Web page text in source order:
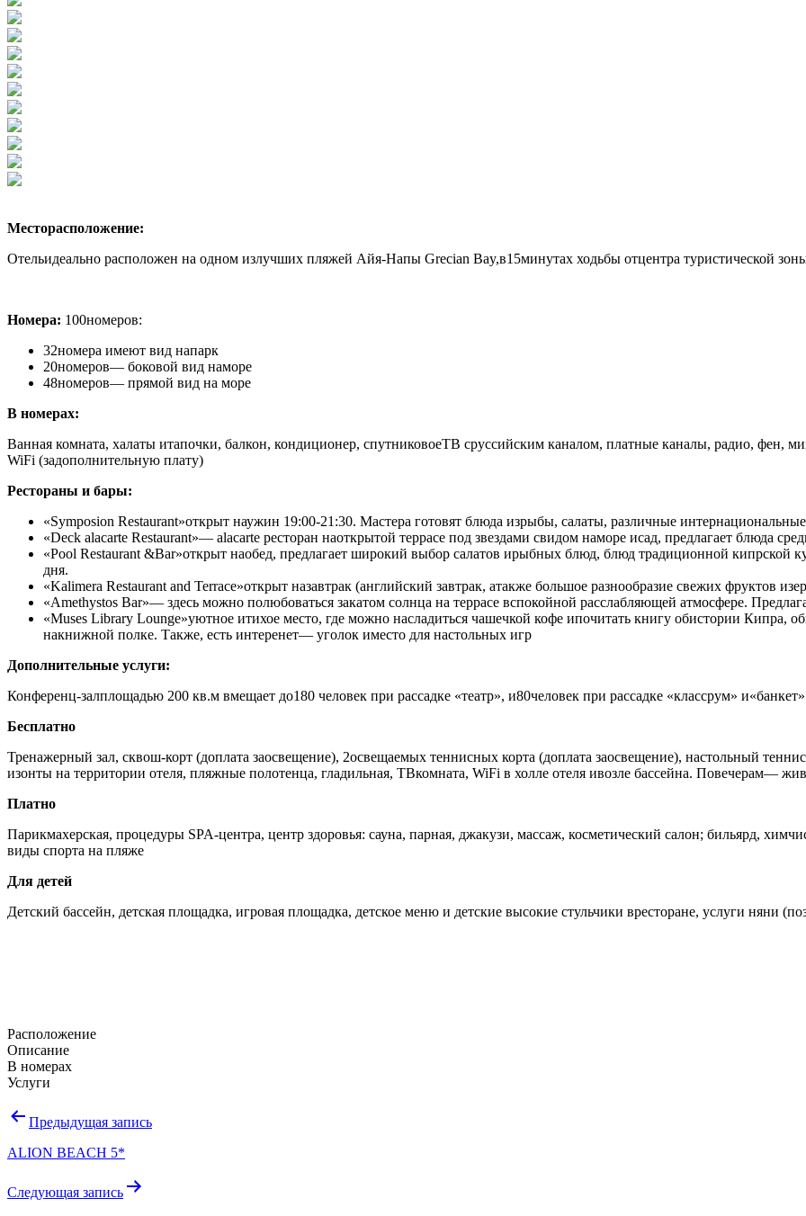
Месторасположение:
Отельидеально расположен на одном излучших пляжей Айя-Напы Grecian Bay,в15минутах ходьбы отцентра туристической
Номера: 100номеров:
32номера имеют вид напарк
20номеров— боковой вид наморе
48номеров— прямой вид на море
В номерах:
Ванная комната, халаты итапочки, балкон, кондиционер, спутниковоеТВ сруссийским каналом, платные каналы, радио, фен,
WiFi (задополнительную плату)
Рестораны и бары:
«Symposion Restaurant»открыт наужин 19:00-21:30. Мастера готовят блюда изрыбы, салаты, различные
«Deck alacarte Restaurant»— alacarte ресторан наоткрытой террасе под звездами свидом наморе исад, предлагает блюда
«Pool Restaurant &Bar»открыт наобед, предлагает широкий выбор салатов ирыбных блюд, блюд традиционной кипрской
дня.
«Kalimera Restaurant and Terrace»открыт назавтрак (английский завтрак, атакже большое разнообразие свежих фруктов
«Amethystos Bar»— здесь можно полюбоваться закатом солнца на террасе вспокойной расслабляющей атмосфере.
«Muses Library Lounge»уютное итихое место, где можно насладиться чашечкой кофе ипочитать книгу обистории Кипра,
накнижной полке. Также, есть интеренет— уголок иместо для настольных игр
Дополнительные услуги:
Конференц-залплощадью 200 кв.м вмещает до180 человек при рассадке «театр», и80человек при рассадке «классрум» и«банкет»
Бесплатно
Тренажерный зал, сквош-корт (доплата заосвещение), 2освещаемых теннисных корта (доплата заосвещение), настольный
изонты на территории отеля, пляжные полотенца, гладильная, ТВкомната, WiFi в холле отеля ивозле бассейна. Повечерам—
Платно
Парикмахерская, процедуры SPA-центра, центр здоровья: сауна, парная, джакузи, массаж, косметический салон; бильярд,
виды спорта на пляже
Для детей
Детский бассейн, детская площадка, игровая площадка, детское меню и детские высокие стульчики вресторане, услуги няни
Расположение
Описание
В номерах
Услуги
Навигация
записям
Предыдущая запись
ALION BEACH 5*
Следующая запись